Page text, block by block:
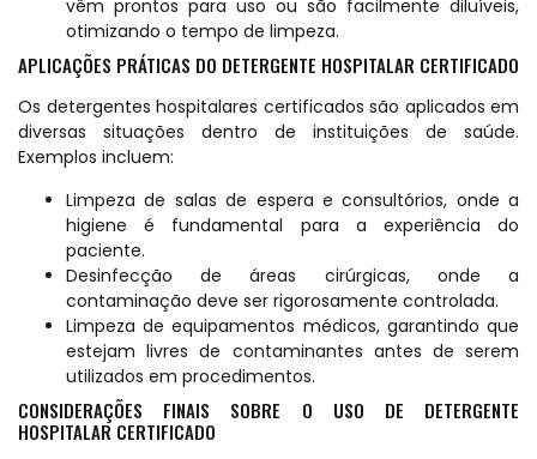
vêm prontos para uso ou são facilmente diluíveis,
otimizando o tempo de limpeza.
APLICAÇÕES PRÁTICAS DO DETERGENTE HOSPITALAR CERTIFICADO
Os detergentes hospitalares certificados são aplicados em
diversas situações dentro de instituições de saúde.
Exemplos incluem:
Limpeza de salas de espera e consultórios, onde a
higiene é fundamental para a experiência do
paciente.
Desinfecção de áreas cirúrgicas, onde a
contaminação deve ser rigorosamente controlada.
Limpeza de equipamentos médicos, garantindo que
estejam livres de contaminantes antes de serem
utilizados em procedimentos.
CONSIDERAÇÕES FINAIS SOBRE O USO DE DETERGENTE
HOSPITALAR CERTIFICADO